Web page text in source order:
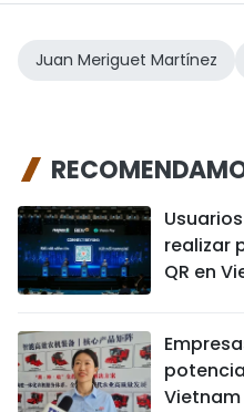
Juan Meriguet Martínez
realizar
QR en